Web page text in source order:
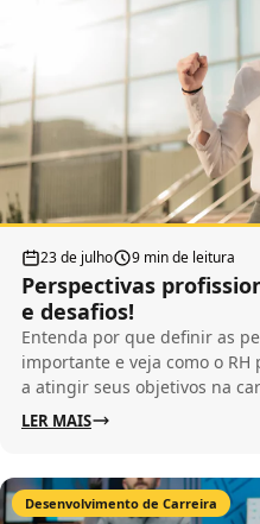
23 de julho 9 min de leitura
Perspectivas
e desafios!
Entenda por que definir as
importante e veja como o
a atingir seus objetivos na
LER MAIS
Desenvolvimento de Carreira